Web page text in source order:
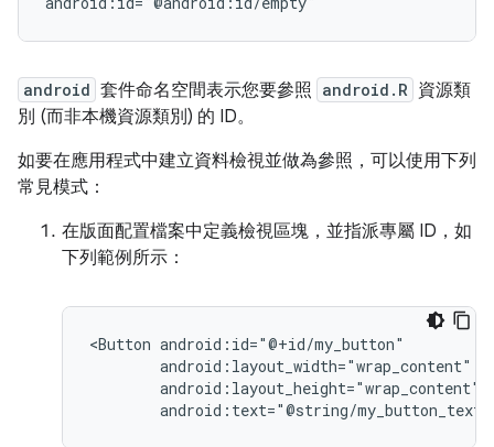
android 套件命名空間表示您要參照 android.R 資源類
別 (而非本機資源類別) 的 ID。
如要在應用程式中建立資料檢視並做為參照，可以使用下列
常見模式：
在版面配置檔案中定義檢視區塊，並指派專屬 ID，如
下列範例所示：
<Button
android:text="@string/